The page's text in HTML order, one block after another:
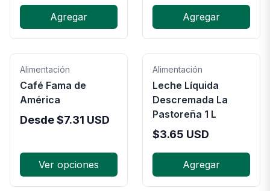
Agregar Agregar
Alimentación
Café Fama de
América
Desde$7.31 USD
Ver opciones
Alimentación
Leche Líquida
Descremada La
Pastoreña 1 L
$3.65 USD
Agregar